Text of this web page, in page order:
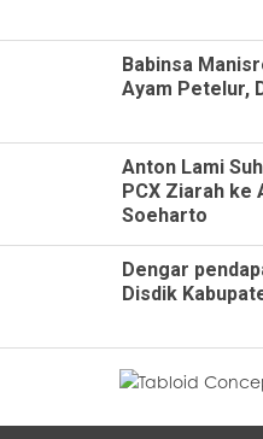
Babinsa
Ayam Petelur,
Anton Lami
PCX Ziarah ke
Soeharto
Dengar
Disdik